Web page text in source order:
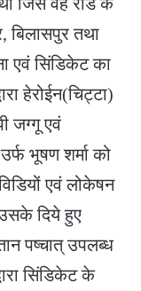
बिलासपुर तथा
एवं सिंडिकेट का
हेरोईन(चिट्टा)
जग्गू एवं
भूषण शर्मा को
एवं लोकेषन
दिये हुए
पष्चात् उपलब्ध
सिंडिकेट के